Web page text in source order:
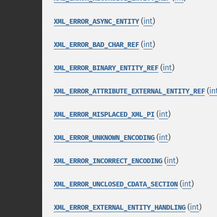
XML_ERROR_ASYNC_ENTITY(int)
XML_ERROR_BAD_CHAR_REF (int)
XML_ERROR_BINARY_ENTITY_REF (int)
XML_ERROR_ATTRIBUTE_EXTERNAL_ENTITY_REF (
XML_ERROR_MISPLACED_XML_PI (int)
XML_ERROR_UNKNOWN_ENCODING (int)
XML_ERROR_INCORRECT_ENCODING (int)
XML_ERROR_UNCLOSED_CDATA_SECTION (int)
XML_ERROR_EXTERNAL_ENTITY_HANDLING (int)